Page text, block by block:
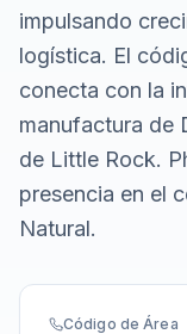
impulsando
logística. El
conecta con la
manufactura de
de Little Rock.
presencia en el
Natural.
Código de Área